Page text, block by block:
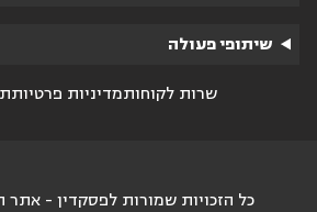
שיתופי פעולה
שרות לקוחותמדיניות פרטיות
כל הזכויות שמורות לפסקדין - אתר